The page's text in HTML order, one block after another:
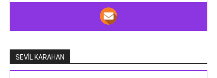
SEVİL KARAHAN